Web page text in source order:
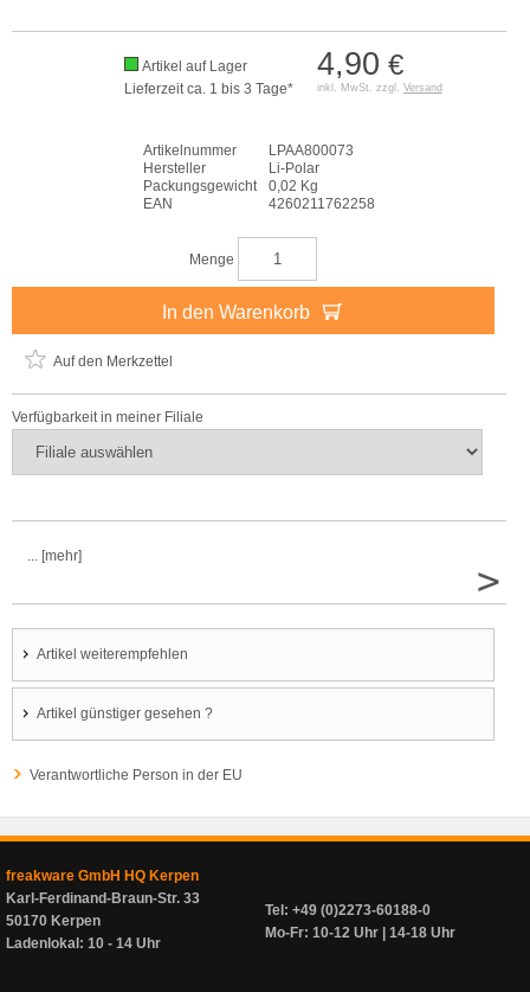
4,90 €
inkl. MwSt. zzgl. Versand
Artikel auf Lager
Lieferzeit ca. 1 bis 3 Tage*
Artikelnummer
LPAA800073
Hersteller
Li-Polar
Packungsgewicht
0,02 Kg
EAN
4260211762258
Menge
In den Warenkorb
Auf den Merkzettel
Verfügbarkeit in meiner Filiale
... [mehr]
>
Artikel weiterempfehlen
Artikel günstiger gesehen ?
Verantwortliche Person in der EU
freakware GmbH HQ Kerpen
Karl-Ferdinand-Braun-Str. 33
50170 Kerpen
Ladenlokal: 10 - 14 Uhr
Tel: +49 (0)2273-60188-0
Mo-Fr: 10-12 Uhr | 14-18 Uhr